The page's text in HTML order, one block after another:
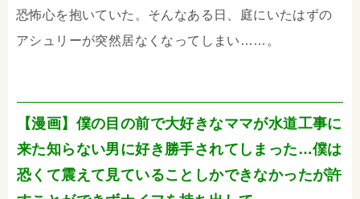
恐怖心を抱いていた。そんなある日、庭にいたはずの
アシュリーが突然居なくなってしまい……。
【漫画】僕の目の前で大好きなママが水道工事に
来た知らない男に好き勝手されてしまった…僕は
恐くて震えて見ていることしかできなかったが許